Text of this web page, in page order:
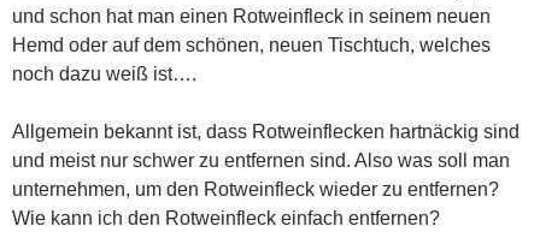
und schon hat man einen Rotweinfleck in seinem neuen
Hemd oder auf dem schönen, neuen Tischtuch, welches
noch dazu weiß ist….
Allgemein bekannt ist, dass Rotweinflecken hartnäckig sind
und meist nur schwer zu entfernen sind. Also was soll man
unternehmen, um den Rotweinfleck wieder zu entfernen?
Wie kann ich den Rotweinfleck einfach entfernen?